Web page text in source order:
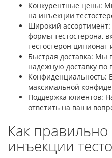
Конкурентные цены:
на инъекции
Широкий
формы тестостерона,
тестостерон ципионат
Быстрая доставка: Мы
надежную доставку по
Конфиденциальность:
максимальной
Поддержка клиентов:
ответить на ваши
Как правильно
инъекции